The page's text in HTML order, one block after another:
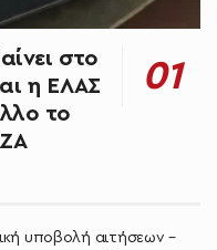
στο
η ΕΛΑΣ
το
υποβολή αιτήσεων –